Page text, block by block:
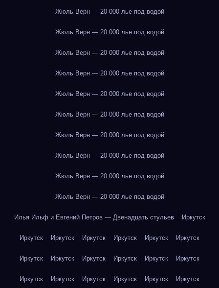
Жюль Верн — 20 000 лье под водой
Жюль Верн — 20 000 лье под водой
Жюль Верн — 20 000 лье под водой
Жюль Верн — 20 000 лье под водой
Жюль Верн — 20 000 лье под водой
Жюль Верн — 20 000 лье под водой
Жюль Верн — 20 000 лье под водой
Жюль Верн — 20 000 лье под водой
Жюль Верн — 20 000 лье под водой
Жюль Верн — 20 000 лье под водой
Илья Ильф и Евгений Петров — Двенадцать стульев Иркутск
Иркутск Иркутск Иркутск Иркутск Иркутск Иркутск
Иркутск Иркутск Иркутск Иркутск Иркутск Иркутск
Иркутск Иркутск Иркутск Иркутск Иркутск Иркутск